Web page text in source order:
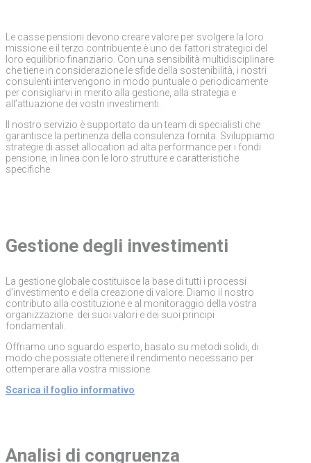
Le casse pensioni devono creare valore per svolgere la loro
missione e il terzo contribuente è uno dei fattori strategici del
loro equilibrio finanziario. Con una sensibilità multidisciplinare
che tiene in considerazione le sfide della sostenibilità, i nostri
consulenti intervengono in modo puntuale o periodicamente
per consigliarvi in merito alla gestione, alla strategia e
all’attuazione dei vostri investimenti.
Il nostro servizio è supportato da un team di specialisti che
garantisce la pertinenza della consulenza fornita. Sviluppiamo
strategie di asset allocation ad alta performance per i fondi
pensione, in linea con le loro strutture e caratteristiche
specifiche.
Gestione degli investimenti
La gestione globale costituisce la base di tutti i processi
d’investimento e della creazione di valore. Diamo il nostro
contributo alla costituzione e al monitoraggio della vostra
organizzazione dei suoi valori e dei suoi principi
fondamentali.
Offriamo uno sguardo esperto, basato su metodi solidi, di
modo che possiate ottenere il rendimento necessario per
ottemperare alla vostra missione.
Scarica il foglio informativo
Analisi di congruenza